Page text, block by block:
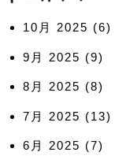
10月 2025 (6)
9月 2025 (9)
8月 2025 (8)
7月 2025 (13)
6月 2025 (7)